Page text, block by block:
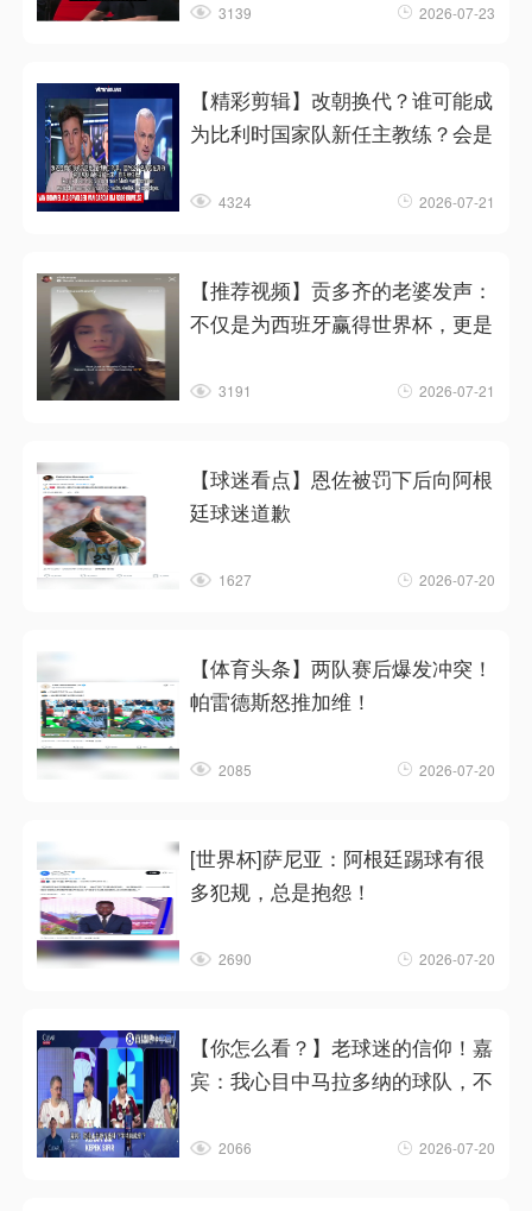
3139 2026-07-23
【精彩剪辑】改朝换代？谁可能成
为比利时国家队新任主教练？会是
4324 2026-07-21
【推荐视频】贡多齐的老婆发声：
不仅是为西班牙赢得世界杯，更是
3191 2026-07-21
【球迷看点】恩佐被罚下后向阿根
廷球迷道歉
1627 2026-07-20
【体育头条】两队赛后爆发冲突！
帕雷德斯怒推加维！
2085 2026-07-20
[世界杯]萨尼亚：阿根廷踢球有很
多犯规，总是抱怨！
2690 2026-07-20
【你怎么看？】老球迷的信仰！嘉
宾：我心目中马拉多纳的球队，不
2066 2026-07-20